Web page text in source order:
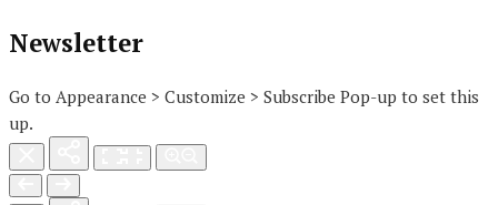
Newsletter
Go to Appearance > Customize > Subscribe Pop-up to set this
up.